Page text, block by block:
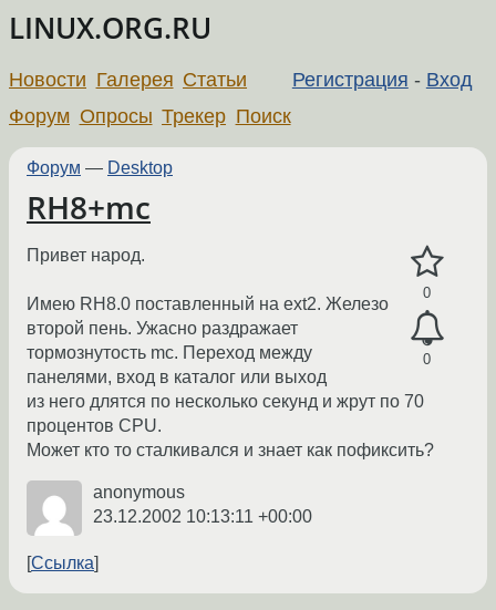
LINUX.ORG.RU
Регистрация - Вход
Новости Галерея Статьи
Форум Опросы Трекер Поиск
Форум — Desktop
RH8+mc
0
0
Привет народ.
Имею RH8.0 поставленный на ext2. Железо
второй пень. Ужасно раздражает
тормознутость mc. Переход между
панелями, вход в каталог или выход
из него длятся по несколько секунд и жрут по 70
процентов CPU.
Может кто то сталкивался и знает как пофиксить?
anonymous
23.12.2002 10:13:11 +00:00
Ссылка